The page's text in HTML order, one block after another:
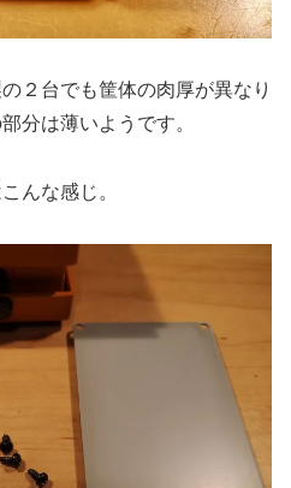
２台でも筐体の肉厚が異なり
分は薄いようです。
んな感じ。